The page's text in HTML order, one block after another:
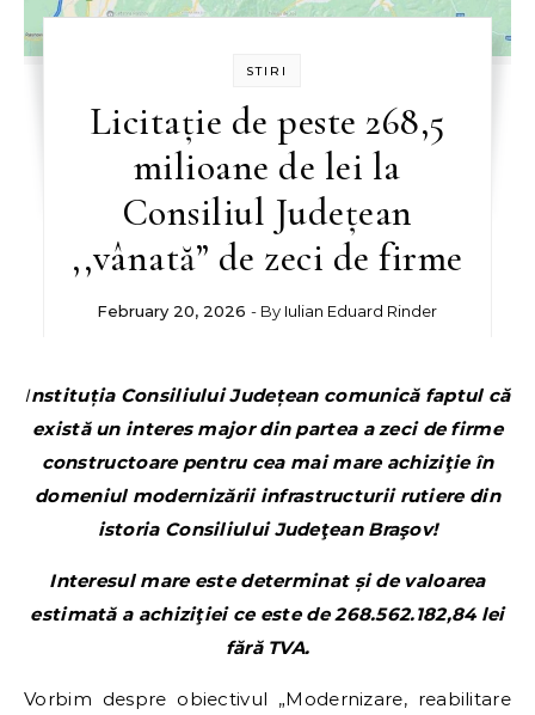
STIRI
Licitație de peste 268,5
milioane de lei la
Consiliul Județean
,,vânată” de zeci de firme
February 20, 2026 - By Iulian Eduard Rinder
Instituția Consiliului Județean comunică faptul că
există un interes major din partea a zeci de firme
constructoare pentru cea mai mare achiziţie în
domeniul modernizării infrastructurii rutiere din
istoria Consiliului Judeţean Braşov!
Interesul mare este determinat și de valoarea
estimată a achiziţiei ce este de 268.562.182,84 lei
fără TVA.
Vorbim despre obiectivul „Modernizare, reabilitare